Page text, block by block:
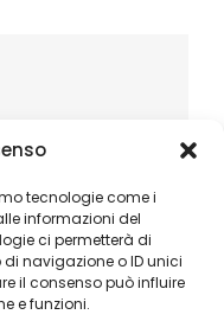
tecnologie come i
informazioni del
ci permetterà di
navigazione o ID unici
il consenso può influire
e funzioni.